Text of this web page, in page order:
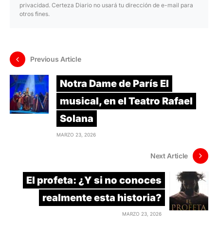
privacidad. Certeza Diario no usará tu dirección de e-mail para
otros fines.
Previous Article
Notra Dame de París El
musical, en el Teatro Rafael
Solana
MARZO 23, 2026
Next Article
El profeta: ¿Y si no conoces
realmente esta historia?
MARZO 23, 2026